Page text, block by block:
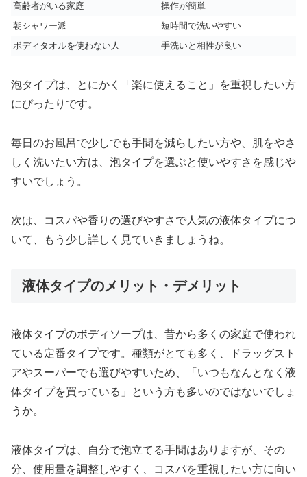
高齢者がいる家庭
操作が簡単
朝シャワー派
短時間で洗いやすい
ボディタオルを使わない人
手洗いと相性が良い
泡タイプは、とにかく「楽に使えること」を重視したい方
にぴったりです。
毎日のお風呂で少しでも手間を減らしたい方や、肌をやさ
しく洗いたい方は、泡タイプを選ぶと使いやすさを感じや
すいでしょう。
次は、コスパや香りの選びやすさで人気の液体タイプにつ
いて、もう少し詳しく見ていきましょうね。
液体タイプのメリット・デメリット
液体タイプのボディソープは、昔から多くの家庭で使われ
ている定番タイプです。種類がとても多く、ドラッグスト
アやスーパーでも選びやすいため、「いつもなんとなく液
体タイプを買っている」という方も多いのではないでしょ
うか。
液体タイプは、自分で泡立てる手間はありますが、その
分、使用量を調整しやすく、コスパを重視したい方に向い